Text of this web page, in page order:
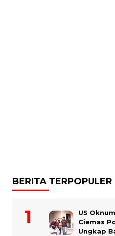
BERITA TERPOPULER
US
Ciemas
Ungkap